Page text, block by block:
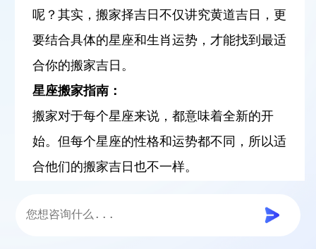
呢？其实，搬家择吉日不仅讲究黄道吉日，更
要结合具体的星座和生肖运势，才能找到最适
合你的搬家吉日。
星座搬家指南：
搬家对于每个星座来说，都意味着全新的开
始。但每个星座的性格和运势都不同，所以适
合他们的搬家吉日也不一样。
力，喜欢冒险，适合在充满活力的日子搬家，